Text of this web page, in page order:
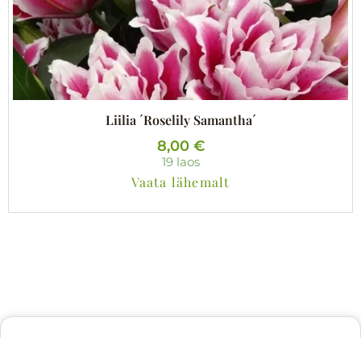
Liilia ´Roselily Samantha´
8,00 €
19 laos
Vaata lähemalt